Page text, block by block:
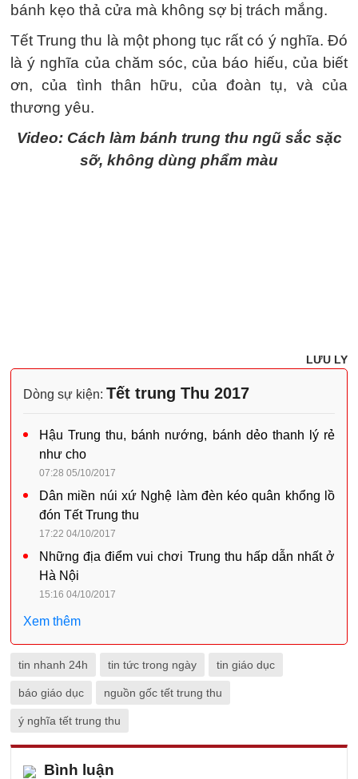
bánh kẹo thả cửa mà không sợ bị trách mắng.
Tết Trung thu là một phong tục rất có ý nghĩa. Đó
là ý nghĩa của chăm sóc, của báo hiếu, của biết
ơn, của tình thân hữu, của đoàn tụ, và của
thương yêu.
Video: Cách làm bánh trung thu ngũ sắc sặc
sỡ, không dùng phẩm màu
LƯU LY
Dòng sự kiện: Tết trung Thu 2017
Hậu Trung thu, bánh nướng, bánh dẻo thanh lý rẻ
như cho
07:28 05/10/2017
Dân miền núi xứ Nghệ làm đèn kéo quân khổng lồ
đón Tết Trung thu
17:22 04/10/2017
Những địa điểm vui chơi Trung thu hấp dẫn nhất ở
Hà Nội
15:16 04/10/2017
Xem thêm
tin nhanh 24h tin tức trong ngày tin giáo dục
báo giáo dục nguồn gốc tết trung thu
ý nghĩa tết trung thu
Bình luận